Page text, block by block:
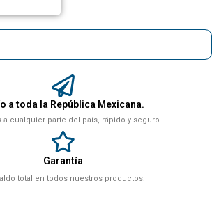
a toda la República Mexicana.
a cualquier parte del país, rápido y seguro.
Garantía
total en todos nuestros productos.